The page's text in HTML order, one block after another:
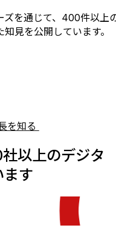
ズを通じて、400件以上
見を公開しています。
を知る
以上のデジタ
ます